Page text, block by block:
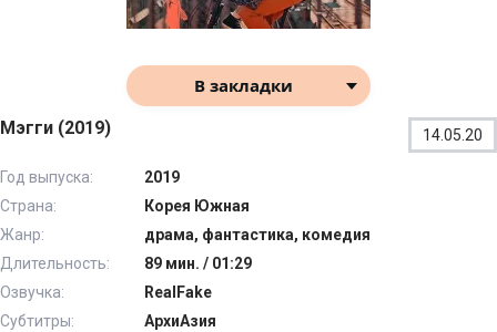
В закладки
Мэгги (2019) 14.05.20
Год выпуска:
2019
Страна:
Корея Южная
Жанр:
драма, фантастика, комедия
Длительность:
89 мин. / 01:29
Озвучка:
RealFake
Субтитры:
АрхиАзия